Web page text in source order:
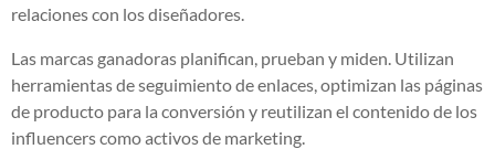
relaciones con los diseñadores.
Las marcas ganadoras planifican, prueban y miden. Utilizan
herramientas de seguimiento de enlaces, optimizan las páginas
de producto para la conversión y reutilizan el contenido de los
influencers como activos de marketing.